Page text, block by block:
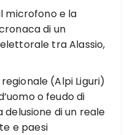
microfono e la
di un
tra Alassio,
(Alpi Liguri)
o feudo di
delusione di un reale
e paesi